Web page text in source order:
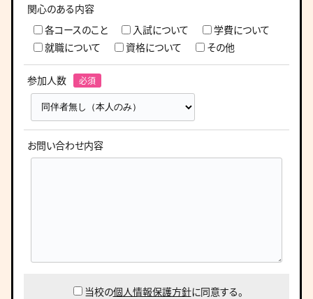
関心のある内容
各コースのこと
入試について
学費について
就職について
資格について その他
参加人数
お問い合わせ内容
当校の個人情報保護方針に同意する。